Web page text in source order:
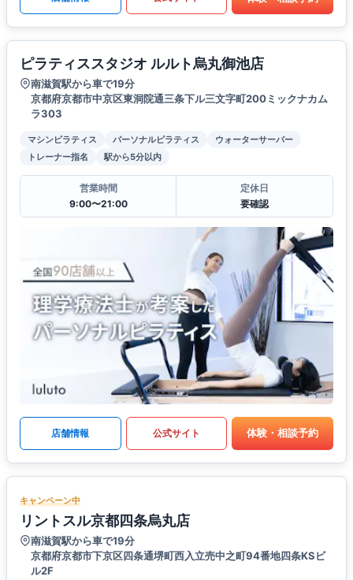
ピラティススタジオ ルルト烏丸御池店
南滋賀駅から車で19分
京都府京都市中京区東洞院通三条下ル三文字町200ミックナカム
ラ303
マシンピラティス パーソナルピラティス
ウォーターサーバー
トレーナー指名
駅から5分以内
営業時間
9:00〜21:00
定休日
要確認
店舗情報 公式サイト 体験・相談予約
キャンペーン中
リントスル京都四条烏丸店
南滋賀駅から車で19分
京都府京都市下京区四条通堺町西入立売中之町94番地四条KSビ
ル2F